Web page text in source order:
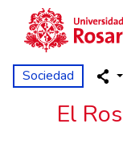
Skip to main content
Sociedad
El